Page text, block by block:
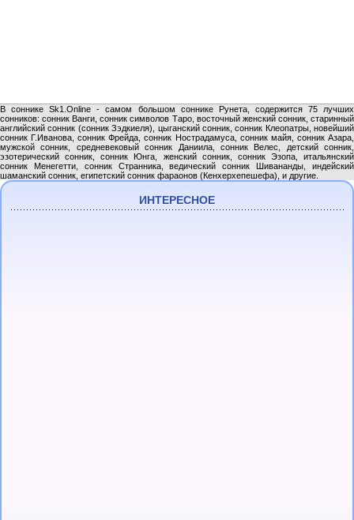
В соннике Sk1.Online - самом большом соннике Рунета, содержится 75 лучших
сонников: сонник Ванги, сонник символов Таро, восточный женский сонник, старинный
английский сонник (сонник Зэдкиеля), цыганский сонник, сонник Клеопатры, новейший
сонник Г.Иванова, сонник Фрейда, сонник Нострадамуса, сонник майя, сонник Азара,
мужской сонник, средневековый сонник Даниила, сонник Велес, детский сонник,
эзотерический сонник, сонник Юнга, женский сонник, сонник Эзопа, итальянский
сонник Менегетти, сонник Странника, ведический сонник Шивананды, индейский
шаманский сонник, египетский сонник фараонов (Кенхерхепешефа), и другие.
ИНТЕРЕСНОЕ